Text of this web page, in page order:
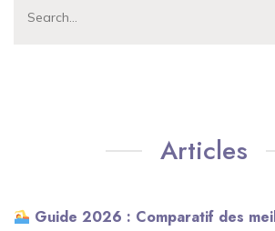
Articles
Guide 2026 : Comparatif des